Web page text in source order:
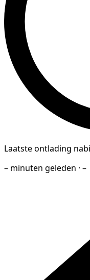
Laatste ontlading
– minuten geleden · –